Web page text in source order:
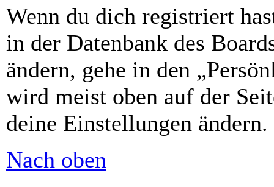
Wenn du dich registriert
in der Datenbank des
ändern, gehe in den
wird meist oben auf der
deine Einstellungen ändern.
Nach oben